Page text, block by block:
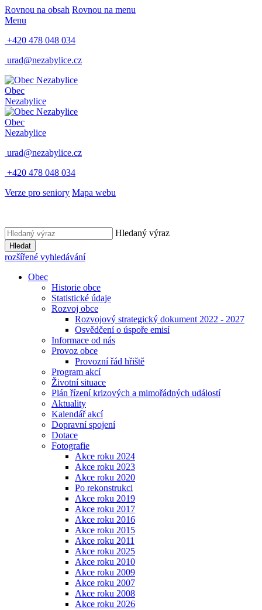
Rovnou na obsah Rovnou na menu
Menu
+420 478 048 034
urad@nezabylice.cz
Obec
Nezabylice
Obec
Nezabylice
urad@nezabylice.cz
+420 478 048 034
Verze pro seniory Mapa webu
Hledaný výraz
Hledat
rozšířené vyhledávání
Obec
Historie obce
Statistické údaje
Rozvoj obce
Rozvojový strategický dokument 2022 - 2027
Osvědčení o úspoře emisí
Informace od nás
Provoz obce
Provozní řád hřiště
Program akcí
Životní situace
Plán řízení krizových a mimořádných událostí
Aktuality
Kalendář akcí
Dopravní spojení
Dotace
Fotografie
Akce roku 2024
Akce roku 2023
Akce roku 2020
Po rekonstrukci
Akce roku 2019
Akce roku 2017
Akce roku 2016
Akce roku 2015
Akce roku 2011
Akce roku 2025
Akce roku 2010
Akce roku 2009
Akce roku 2007
Akce roku 2008
Akce roku 2026